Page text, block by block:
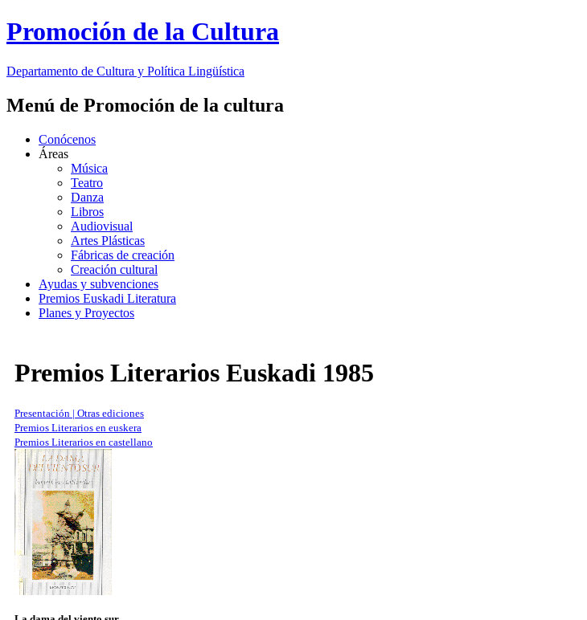
Promoción de la Cultura
Departamento de Cultura y Política Lingüística
Menú de Promoción de la cultura
Conócenos
Áreas
Música
Teatro
Danza
Libros
Audiovisual
Artes Plásticas
Fábricas de creación
Creación cultural
Ayudas y subvenciones
Premios Euskadi Literatura
Planes y Proyectos
Premios Literarios Euskadi 1985
Presentación | Otras ediciones
Premios Literarios en euskera
Premios Literarios en castellano